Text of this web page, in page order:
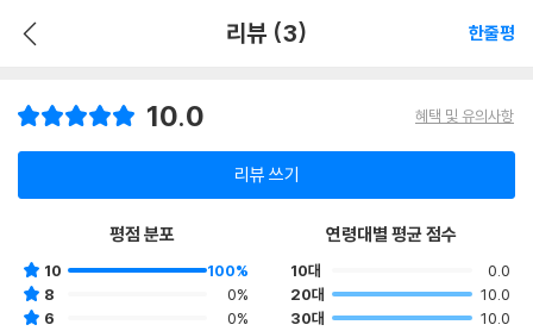
리뷰 (3) 한줄평
10.0 혜택 및 유의사항
리뷰 쓰기
평점 분포
10
100%
8
0%
6
0%
연령대별 평균 점수
10대
0.0
20대
10.0
30대
10.0